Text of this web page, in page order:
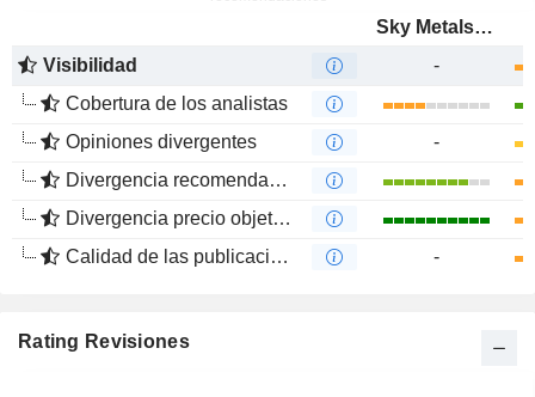
Sky Metals Limited
Visibilidad
-
Cobertura de los analistas
Opiniones divergentes
-
Divergencia recomendaciones analistas
Divergencia precio objetivo
Calidad de las publicaciones
-
Rating Revisiones